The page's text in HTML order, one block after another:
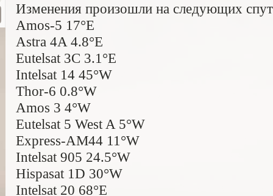
Изменения произошли на следующих
Amos-5 17°E
Astra 4A 4.8°E
Eutelsat 3C 3.1°E
Intelsat 14 45°W
Thor-6 0.8°W
Amos 3 4°W
Eutelsat 5 West A 5°W
Express-AM44 11°W
Intelsat 905 24.5°W
Hispasat 1D 30°W
Intelsat 20 68°E